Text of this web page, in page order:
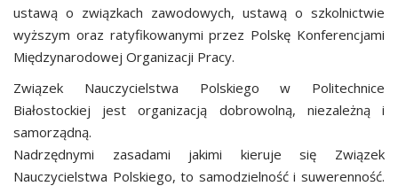
ustawą o związkach zawodowych, ustawą o szkolnictwie
wyższym oraz ratyfikowanymi przez Polskę Konferencjami
Międzynarodowej Organizacji Pracy.
Związek Nauczycielstwa Polskiego w Politechnice
Białostockiej jest organizacją dobrowolną, niezależną i
samorządną.
Nadrzędnymi zasadami jakimi kieruje się Związek
Nauczycielstwa Polskiego, to samodzielność i suwerenność.